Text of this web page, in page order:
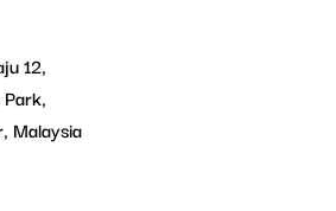
12,
Malaysia